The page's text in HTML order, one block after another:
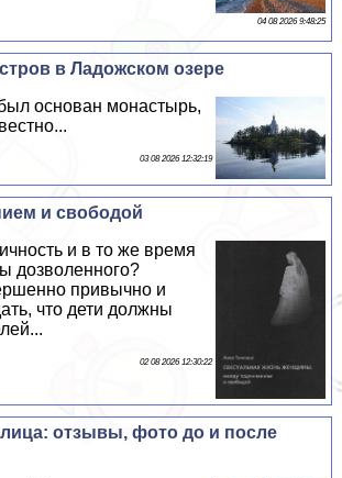
04 08 2026 9:48:25
в Ладожском озере
основан монастырь,
03 08 2026 12:32:19
и свободой
и в то же время
дозволенного?
привычно и
что дети должны
02 08 2026 12:30:22
отзывы, фото до и после